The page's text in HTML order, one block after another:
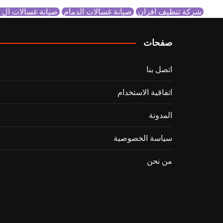
شركة تنظيف افران صيانة غسالات الدمام صيانة غسالات
صفحات
اتصل بنا
اتفاقية الاستخدام
المدونة
سياسة الخصوصية
من نحن